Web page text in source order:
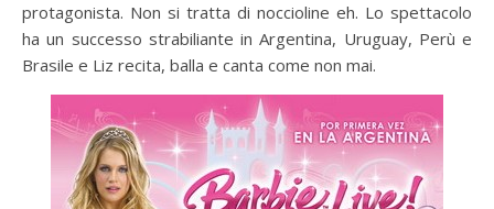
protagonista. Non si tratta di noccioline eh. Lo spettacolo
ha un successo strabiliante in Argentina, Uruguay, Perù e
Brasile e Liz recita, balla e canta come non mai.